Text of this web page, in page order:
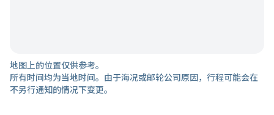
地图上的位置仅供参考。
所有时间均为当地时间。由于海况或邮轮公司原因，行程可能会在
不另行通知的情况下变更。